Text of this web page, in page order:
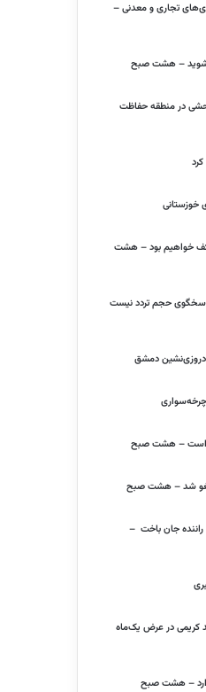
تجاری و معدنی –
نشوید – هشت صبح
در منطقه حفاظت
خوزستانی
کف خواهیم بود – هشت
حجم تردد نیست
دروزی‌نشین دمشق
است – هشت صبح
لغو شد – هشت صبح
راننده جان باخت –
کریمی در عرض یک‌ماه
دارد – هشت صبح